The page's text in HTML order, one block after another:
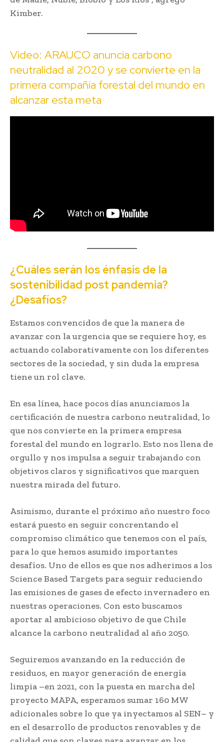
Kimber.
Video: ARAUCO anuncia carbono
neutralidad al 2020 y se convierte en la
primera compañía forestal del mundo en
alcanzar esta meta
¿Cuáles serán los énfasis de la
sostenibilidad post pandemia?
¿Desafíos?
Estamos convencidos de que la manera de
avanzar con la urgencia que se requiere hoy, es
actuando colaborativamente con los diferentes
sectores de la sociedad, y sin duda la empresa
tiene un rol clave.
En esa línea, hace pocos días anunciamos la
certificación de nuestra carbono neutralidad, lo
que nos convierte en la primera empresa
forestal del mundo en lograrlo. Esto nos llena de
orgullo y nos impulsa a seguir trabajando con
objetivos claros y significativos que marquen
nuestra mirada del futuro.
Asimismo, durante el próximo año nuestro foco
estará puesto en seguir concrentando el
compromiso climático que tenemos con el país,
para lo que hemos asumido importantes
desafíos. Uno de ellos es que nos adherimos a los
Science Based Targets para seguir reduciendo
las emisiones de gases de efecto invernadero en
nuestras operaciones. Con esto buscamos
aportar al ambicioso objetivo de que Chile
alcance la carbono neutralidad al año 2050.
Seguiremos avanzando en la reducción de
residuos, en mayor generación de energía
limpia –en 2021, con la puesta en marcha del
proyecto MAPA, esperamos sumar 160 MW
adicionales sobre lo que ya inyectamos al SEN– y
en el desarrollo de productos renovables y de